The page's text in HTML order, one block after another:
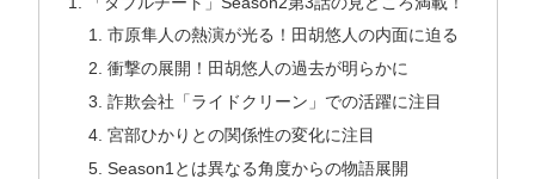
市原隼人の熱演が光る！田胡悠人の内面に迫る
衝撃の展開！田胡悠人の過去が明らかに
詐欺会社「ライドクリーン」での活躍に注目
宮部ひかりとの関係性の変化に注目
Season1とは異なる角度からの物語展開